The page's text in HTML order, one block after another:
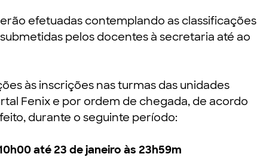
efetuadas contemplando as classificações
pelos docentes à secretaria até ao
às inscrições nas turmas das unidades
Fenix e por ordem de chegada, de acordo
durante o seguinte período:
até 23 de janeiro às 23h59m